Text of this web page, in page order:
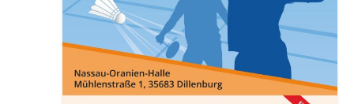
2024/2025
Tabelle Bezirksliga B | Saison 2025/2026
Tabelle Jugendklasse | Saison 2024/2025